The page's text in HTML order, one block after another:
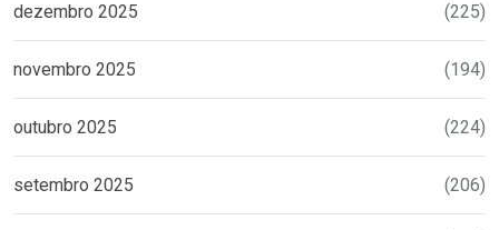
dezembro 2025 (225)
novembro 2025 (194)
outubro 2025 (224)
setembro 2025 (206)